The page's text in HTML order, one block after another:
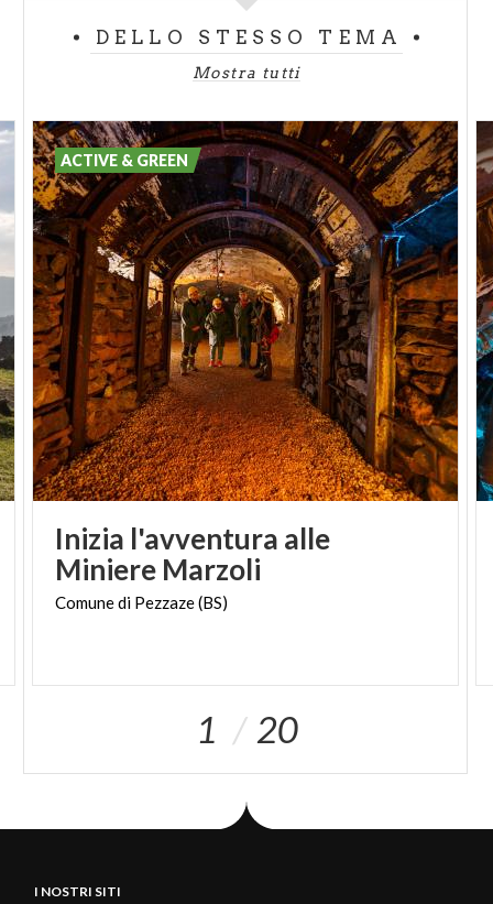
DELLO STESSO TEMA
Mostra tutti
Inizia l'avventura alle
Miniere Marzoli
Comunedi Pezzaze(BS)
ACTIVE & GREEN
1 20
I NOSTRI SITI